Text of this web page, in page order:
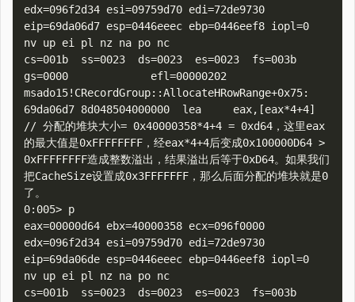
edx=096f2d34 esi=09759d70 edi=72de9730
eip=69da06d7 esp=0446eeec ebp=0446eef8 iopl=0
nv up ei pl nz na po nc
cs=001b  ss=0023  ds=0023  es=0023  fs=003b
gs=0000             efl=00000202
msado15!CRecordGroup::AllocateHRowRange+0x75:
69da06d7 8d048504000000  lea     eax,[eax*4+4]
// 分配的堆块大小= 0x40000358*4+4 = 0xd64，这里eax
的最大值是0xFFFFFFFF，经eax*4+4后变成0x100000D64 >
0xFFFFFFFF造成整数溢出，结果溢出后等于0xD64。如果我们
把CacheSize设置成0x3FFFFFFF，那么后面分配的堆块就是0
了。
0:005> p
eax=00000d64 ebx=40000358 ecx=096f0000
edx=096f2d34 esi=09759d70 edi=72de9730
eip=69da06de esp=0446eeec ebp=0446eef8 iopl=0
nv up ei pl nz na po nc
cs=001b  ss=0023  ds=0023  es=0023  fs=003b